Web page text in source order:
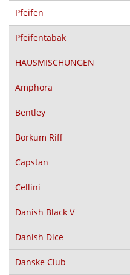
Pfeifen
Pfeifentabak
HAUSMISCHUNGEN
Amphora
Bentley
Borkum Riff
Capstan
Cellini
Danish Black V
Danish Dice
Danske Club